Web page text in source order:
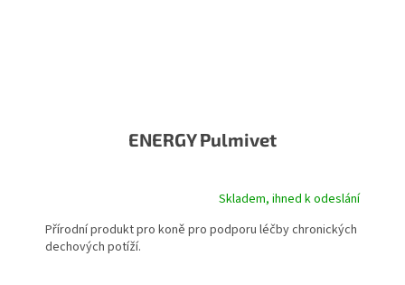
ENERGY Pulmivet
Skladem, ihned k odeslání
Přírodní produkt pro koně pro podporu léčby chronických
dechových potíží.